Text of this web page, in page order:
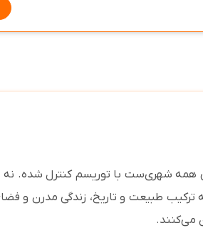
را در دل خود جای داده است. با این همه شهری‌ست با توریسم
طبیعت و تاریخ، زندگی مدرن و
می‌کنند.